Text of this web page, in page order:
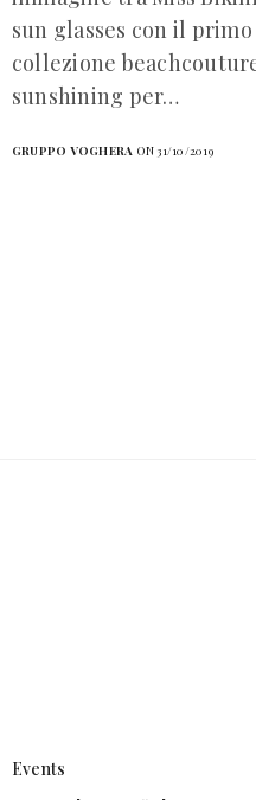
sun glasses con il
collezione
sunshining per…
GRUPPO VOGHERA ON 31/10/2019
Events